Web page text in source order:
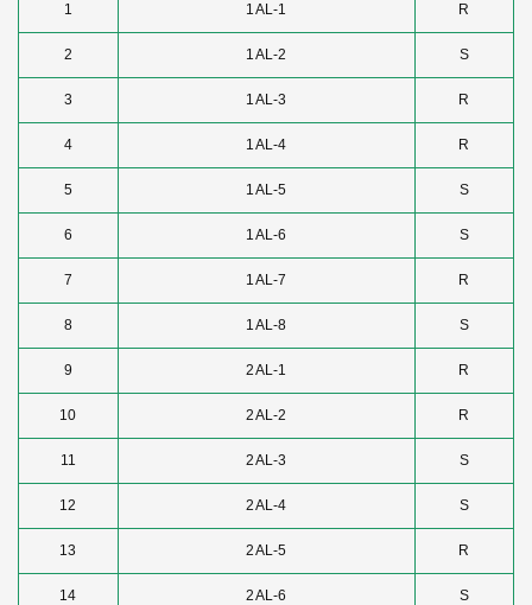
1 1AL-1 R
2 1AL-2 S
3 1AL-3 R
4 1AL-4 R
5 1AL-5 S
6 1AL-6 S
7 1AL-7 R
8 1AL-8 S
9 2AL-1 R
10 2AL-2 R
11 2AL-3 S
12 2AL-4 S
13 2AL-5 R
14 2AL-6 S